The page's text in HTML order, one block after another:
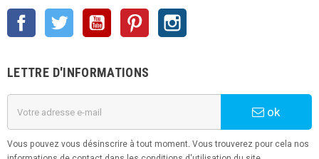
Facebook Twitter YouTube Pinterest
LETTRE D'INFORMATIONS
ok
Vous pouvez vous désinscrire à tout moment. Vous trouverez pour cela nos